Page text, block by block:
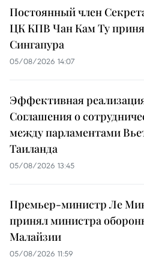
Постоянный член
ЦК КПВ Чан Кам Ту
Сингапура
05/08/2026 14:07
Эффективная
Соглашения о
между парламентами
Таиланда
05/08/2026 13:45
Премьер-министр Ле
принял министра
Малайзии
05/08/2026 11:59